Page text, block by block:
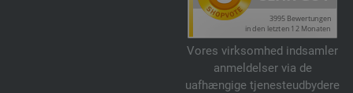
Vores virksomhed indsamler
anmeldelser via de
uafhængige tjenesteudbydere